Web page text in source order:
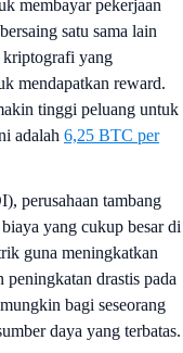
membayar pekerjaan
satu sama lain
kriptografi yang
mendapatkan reward.
tinggi peluang untuk
adalah 6,25 BTC per
perusahaan tambang
yang cukup besar di
guna meningkatkan
peningkatan drastis pada
bagi seseorang
daya yang terbatas.